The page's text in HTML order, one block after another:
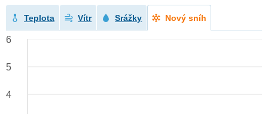
Teplota Vítr Srážky Nový sníh
6
5
4